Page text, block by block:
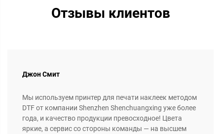
Отзывы клиентов
Джон Смит
Мы используем принтер для печати наклеек методом
DTF от компании Shenzhen Shenchuangxing уже более
года, и качество продукции превосходное! Цвета
яркие, а сервис со стороны команды — на высшем